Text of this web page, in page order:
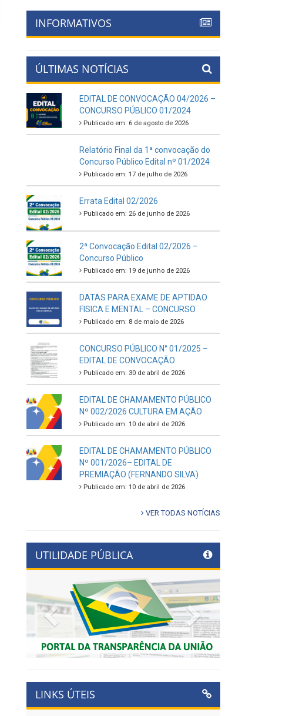
INFORMATIVOS
ÚLTIMAS NOTÍCIAS
EDITAL DE CONVOCAÇÃO 04/2026 –
CONCURSO PÚBLICO 01/2024
Publicado em: 6 de agosto de 2026
Relatório Final da 1ª convocação do
Concurso Público Edital nº 01/2024
Publicado em: 17 de julho de 2026
Errata Edital 02/2026
Publicado em: 26 de junho de 2026
2ª Convocação Edital 02/2026 –
Concurso Público
Publicado em: 19 de junho de 2026
DATAS PARA EXAME DE APTIDAO
FISICA E MENTAL – CONCURSO
Publicado em: 8 de maio de 2026
CONCURSO PÚBLICO N° 01/2025 –
EDITAL DE CONVOCAÇÃO
Publicado em: 30 de abril de 2026
EDITAL DE CHAMAMENTO PÚBLICO
Nº 002/2026 CULTURA EM AÇÃO
Publicado em: 10 de abril de 2026
EDITAL DE CHAMAMENTO PÚBLICO
Nº 001/2026– EDITAL DE
PREMIAÇÃO (FERNANDO SILVA)
Publicado em: 10 de abril de 2026
VER TODAS NOTÍCIAS
UTILIDADE PÚBLICA
Previous Next
LINKS ÚTEIS